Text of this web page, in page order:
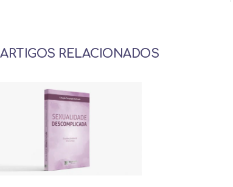
ARTIGOS RELACIONADOS